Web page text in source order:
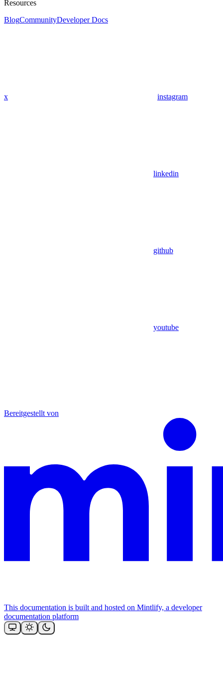
Resources
BlogCommunityDeveloper Docs
x instagram
linkedin
github
youtube
Bereitgestellt von
This documentation is built and hosted on Mintlify, a developer
documentation platform